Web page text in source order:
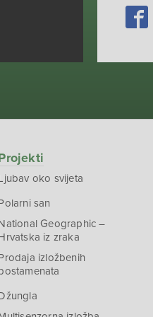
oko svijeta
san
Geographic –
iz zraka
izložbenih